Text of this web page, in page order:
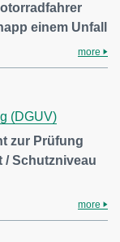
einem Unfall
more
(DGUV)
zur Prüfung
/ Schutzniveau
more